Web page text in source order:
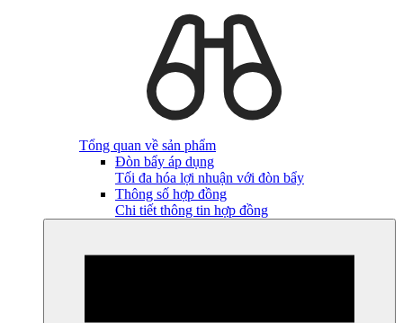
Tổng quan về sản phẩm
Đòn bẩy áp dụng
Tối đa hóa lợi nhuận với đòn bẩy
Thông số hợp đồng
Chi tiết thông tin hợp đồng